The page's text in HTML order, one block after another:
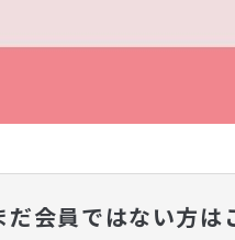
だ会員ではない方は